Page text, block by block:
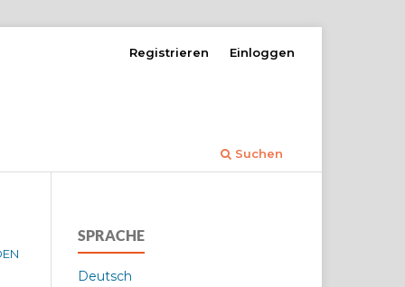
Suchen
Registrieren Einloggen
SPRACHE
Deutsch